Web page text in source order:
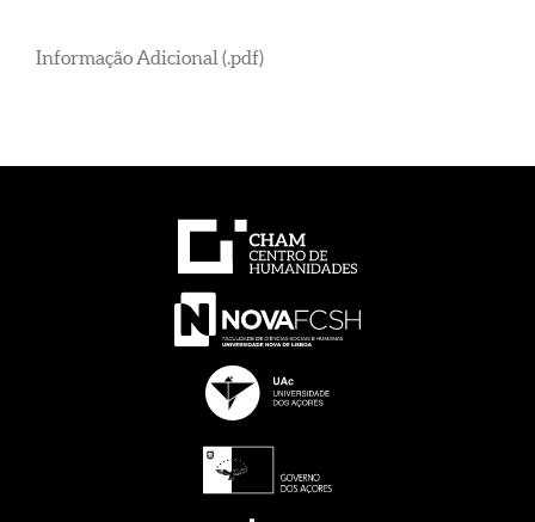
Informação Adicional (.pdf)